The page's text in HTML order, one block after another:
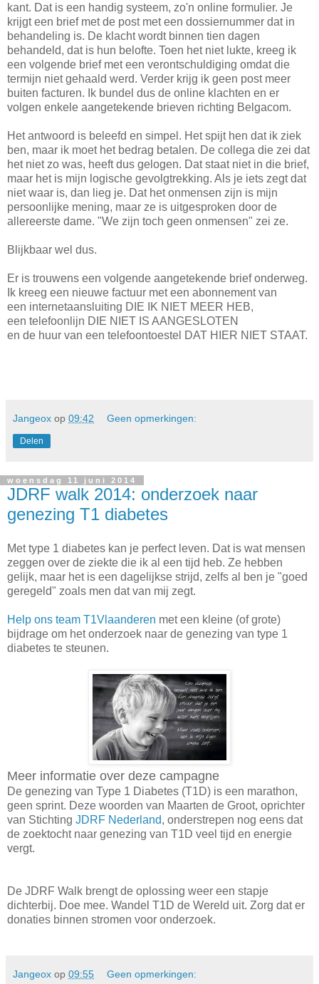
kant. Dat is een handig systeem, zo'n online formulier. Je
krijgt een brief met de post met een dossiernummer dat in
behandeling is. De klacht wordt binnen tien dagen
behandeld, dat is hun belofte. Toen het niet lukte, kreeg ik
een volgende brief met een verontschuldiging omdat die
termijn niet gehaald werd. Verder krijg ik geen post meer
buiten facturen. Ik bundel dus de online klachten en er
volgen enkele aangetekende brieven richting Belgacom.
Het antwoord is beleefd en simpel. Het spijt hen dat ik ziek
ben, maar ik moet het bedrag betalen. De collega die zei dat
het niet zo was, heeft dus gelogen. Dat staat niet in die brief,
maar het is mijn logische gevolgtrekking. Als je iets zegt dat
niet waar is, dan lieg je. Dat het onmensen zijn is mijn
persoonlijke mening, maar ze is uitgesproken door de
allereerste dame. "We zijn toch geen onmensen" zei ze.
Blijkbaar wel dus.
Er is trouwens een volgende aangetekende brief onderweg.
Ik kreeg een nieuwe factuur met een abonnement van
een internetaansluiting DIE IK NIET MEER HEB,
een telefoonlijn DIE NIET IS AANGESLOTEN
en de huur van een telefoontoestel DAT HIER NIET STAAT.
Jangeox op 09:42 Geen opmerkingen:
Delen
woensdag 11 juni 2014
JDRF walk 2014: onderzoek naar
genezing T1 diabetes
Met type 1 diabetes kan je perfect leven. Dat is wat mensen
zeggen over de ziekte die ik al een tijd heb. Ze hebben
gelijk, maar het is een dagelijkse strijd, zelfs al ben je "goed
geregeld" zoals men dat van mij zegt.
Help ons team T1Vlaanderen met een kleine (of grote)
bijdrage om het onderzoek naar de genezing van type 1
diabetes te steunen.
Meer informatie over deze campagne
De genezing van Type 1 Diabetes (T1D) is een marathon,
geen sprint. Deze woorden van Maarten de Groot, oprichter
van Stichting JDRF Nederland, onderstrepen nog eens dat
de zoektocht naar genezing van T1D veel tijd en energie
vergt.
De JDRF Walk brengt de oplossing weer een stapje
dichterbij. Doe mee. Wandel T1D de Wereld uit. Zorg dat er
donaties binnen stromen voor onderzoek.
Jangeox op 09:55 Geen opmerkingen: